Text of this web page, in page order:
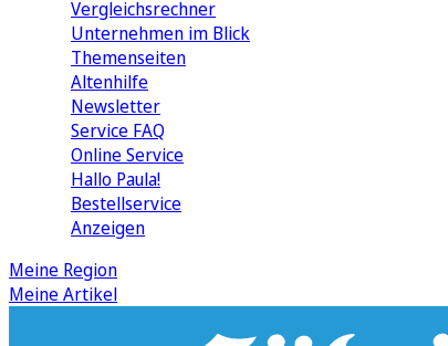
Vergleichsrechner
Unternehmen im Blick
Themenseiten
Altenhilfe
Newsletter
Service FAQ
Online Service
Hallo Paula!
Bestellservice
Anzeigen
Meine Region
Meine Artikel